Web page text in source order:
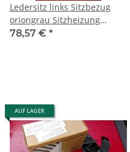
Ledersitz links Sitzbezug
oriongrau Sitzheizung
Mercedes W163 1639101547
78,57 € *
AUF LAGER